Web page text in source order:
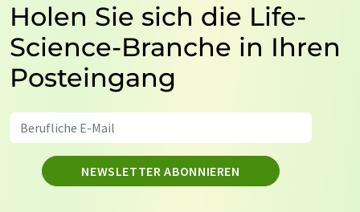
Holen Sie sich die Life-
Science-Branche in Ihren
Posteingang
NEWSLETTER ABONNIEREN